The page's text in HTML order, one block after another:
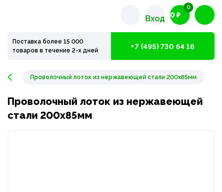
Вход 0 ₽
0
Поставка более 15 000
товаров в течение 2-х дней
+7 (495) 730 64 16
Проволочный лоток из нержавеющей стали 200х85мм
Проволочный лоток из нержавеющей
стали 200х85мм